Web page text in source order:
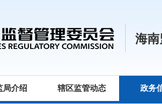
海南
局介绍 辖区监管动态 政务